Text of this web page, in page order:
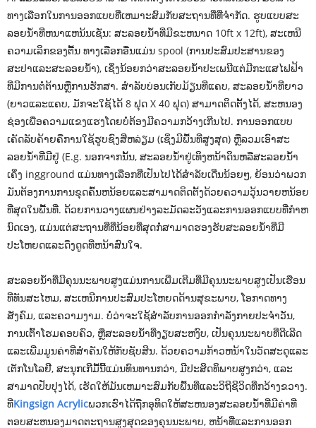
ທາງເລືອກໃນການອອກແບບທີ່ເຫມາະສົມກັບສະຖານທີ່ທີ່ຈໍາກັດ. ຮູບແບບສະ
ລອຍນ້ໍາທີ່ຫນາແຫນ້ນເຊັ່ນ: ສະລອຍນ້ໍາທີ່ມີຂະຫນາດ 10ft x 12ft), ສະເຫນີ
ຄວາມເລິກຂອງຕື້ນ ທາງເລືອກອື່ນແມ່ນ spool (ການປະສົມປະສານຂອງ
ສະປາແລະສະລອຍນ້ໍາ), ເຊິ່ງນ້ອຍກວ່າສະລອຍນ້ໍາປະເພນີແຕ່ມີກະແສໄຟຟ້າ
ທີ່ມີການຕໍ່ຕ້ານຫຼືການຮັກສາ. ສໍາລັບບ່ອນເກັບມ້ຽນທີ່ແຄບ, ສະລອຍນ້ໍາທີ່ຍາວ
(ຍາວແລະແຄບ, ມັກຈະໃຊ້ໄດ້ 8 ຟຸດ X 40 ຟຸດ) ສາມາດຕິດຕັ້ງໄດ້, ສະຫນອງ
ຊ່ອງເພື່ອຄວາມແຂງແຮງໂດຍບໍ່ຕ້ອງມີຄວາມກວ້າງເກີນໄປ. ການອອກແບບ
ເຄັດລັບຄ້າຍຄືການໃຊ້ຮູບຊົງສີ່ຫລ່ຽມ (ເຊິ່ງມີພື້ນທີ່ສູງສຸດ) ຫຼືລວມເອົາສະ
ລອຍນໍ້າທີ່ມີຢູ່ (E.g. ນອກຈາກນັ້ນ, ສະລອຍນ້ໍາຢູ່ເທິງຫນ້າດິນຫລືສະລອຍນ້ໍາ
ເຄິ່ງ ingground ແມ່ນທາງເລືອກທີ່ເປັນໄປໄດ້ສໍາລັບເດີ່ນນ້ອຍໆ, ຍ້ອນວ່າພວກ
ມັນຕ້ອງການການຂຸດຄົ້ນຫນ້ອຍແລະສາມາດຕິດຕັ້ງດ້ວຍຄວາມວຸ້ນວາຍຫນ້ອຍ
ທີ່ສຸດໃນພື້ນທີ່. ດ້ວຍການວາງແຜນຢ່າງລະມັດລະວັງແລະການອອກແບບທີ່ກໍາຫ
ນົດເອງ, ແມ່ນແຕ່ສະຖານທີ່ທີ່ນ້ອຍທີ່ສຸດກໍ່ສາມາດຮອງຮັບສະລອຍນ້ໍາທີ່ມີ
ປະໂຫຍດແລະດຶງດູດທີ່ຫນ້າສົນໃຈ.
ສະລອຍນ້ໍາທີ່ມີຄຸນນະພາບສູງແມ່ນການເພີ່ມເຕີມທີ່ມີຄຸນນະພາບສູງເປັນເຮືອນ
ທີ່ທັນສະໄຫມ, ສະເຫນີການປະສົມປະໂຫຍດດ້ານສຸຂະພາບ, ໂອກາດທາງ
ສັງຄົມ, ແລະຄວາມງາມ. ບໍ່ວ່າຈະໃຊ້ສໍາລັບການອອກກໍາລັງກາຍປະຈໍາວັນ,
ການເຕົ້າໂຮມຄອບຄົວ, ຫຼືສະລອຍນ້ໍາທີ່ງຽບສະຫງົບ, ເປັນຄຸນນະພາບທີ່ດີເລີດ
ແລະເພີ່ມມູນຄ່າທີ່ສໍາຄັນໃຫ້ກັບຊັບສິນ. ດ້ວຍຄວາມກ້າວຫນ້າໃນວັດສະດຸແລະ
ເຕັກໂນໂລຢີ, ສະນຸກເກີມື້ນີ້ແມ່ນທົນທານກວ່າ, ມີປະສິດທິພາບສູງກວ່າ, ແລະ
ສາມາດປັບປຸງໄດ້, ເຮັດໃຫ້ມັນເຫມາະສົມກັບພື້ນທີ່ແລະວິຖີຊີວິດທີ່ກວ້າງຂວາງ.
ທີ່Kingsign Acrylicພວກເຮົາໄດ້ຖືກອຸທິດໃຫ້ສະຫນອງສະລອຍນໍ້າທີ່ມີຄ່າທີ່
ຕອບສະຫນອງມາດຕະຖານສູງສຸດຂອງຄຸນນະພາບ, ຫນ້າທີ່ແລະການອອກ